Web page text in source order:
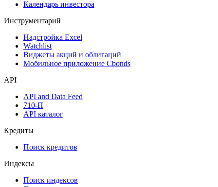
Оферты
Денежный рынок
Календарь инвестора
Инструментарий
Мобильное приложение Cbonds
API
API and Data Feed
API каталог
Кредиты
Поиск кредитов